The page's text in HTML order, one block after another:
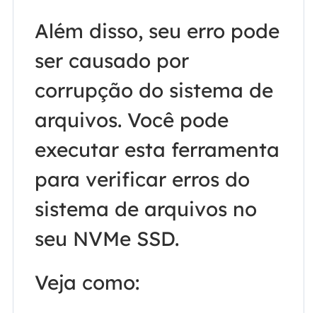
Além disso, seu erro pode
ser causado por
corrupção do sistema de
arquivos. Você pode
executar esta ferramenta
para verificar erros do
sistema de arquivos no
seu NVMe SSD.
Veja como: